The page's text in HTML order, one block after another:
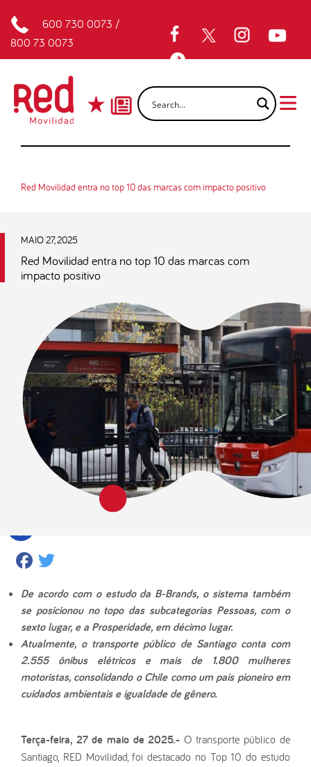
600 730 0073 /
800 73 0073
Red Movilidad entra no top 10 das marcas com impacto positivo
MAIO 27, 2025
Red Movilidad entra no top 10 das marcas com
impacto positivo
Facebook
De acordo com o estudo da B-Brands, o sistema também
se posicionou no topo das subcategorias Pessoas, com o
sexto lugar, e a Prosperidade, em décimo lugar.
Atualmente, o transporte público de Santiago conta com
2.555 ônibus elétricos e mais de 1.800 mulheres
motoristas, consolidando o Chile como um país pioneiro em
cuidados ambientais e igualdade de gênero.
Terça-feira, 27 de maio de 2025.- O transporte público de
Santiago, RED Movilidad, foi destacado no Top 10 do estudo